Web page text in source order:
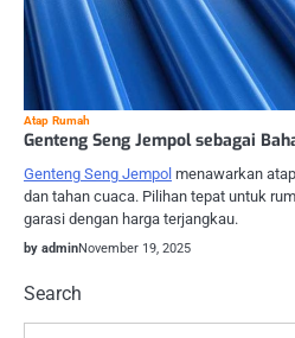
Atap Rumah
Genteng Seng Jempol sebagai
Genteng Seng Jempol menawarkan
dan tahan cuaca. Pilihan tepat untuk
garasi dengan harga terjangkau.
by adminNovember 19, 2025
Search